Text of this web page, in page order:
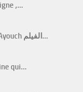
,…
Zin Li Fik Le film Marocain de Nabil Ayouch الفيلم…
qui…